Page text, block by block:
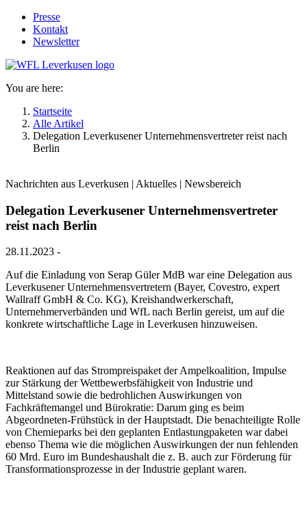
Presse
Kontakt
Newsletter
You are here:
Startseite
Alle Artikel
Delegation Leverkusener Unternehmensvertreter reist nach
Berlin
Nachrichten aus Leverkusen | Aktuelles | Newsbereich
Delegation Leverkusener Unternehmensvertreter
reist nach Berlin
28.11.2023 -
Auf die Einladung von Serap Güler MdB war eine Delegation aus
Leverkusener Unternehmensvertretern (Bayer, Covestro, expert
Wallraff GmbH & Co. KG), Kreishandwerkerschaft,
Unternehmerverbänden und WfL nach Berlin gereist, um auf die
konkrete wirtschaftliche Lage in Leverkusen hinzuweisen.
Reaktionen auf das Strompreispaket der Ampelkoalition, Impulse
zur Stärkung der Wettbewerbsfähigkeit von Industrie und
Mittelstand sowie die bedrohlichen Auswirkungen von
Fachkräftemangel und Bürokratie: Darum ging es beim
Abgeordneten-Frühstück in der Hauptstadt. Die benachteiligte Rolle
von Chemieparks bei den geplanten Entlastungpaketen war dabei
ebenso Thema wie die möglichen Auswirkungen der nun fehlenden
60 Mrd. Euro im Bundeshaushalt die z. B. auch zur Förderung für
Transformationsprozesse in der Industrie geplant waren.